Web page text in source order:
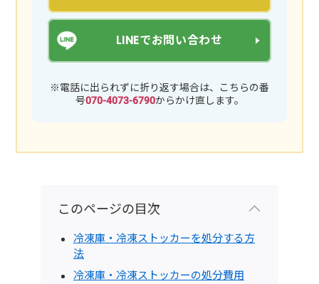
LINEでお問い合わせ
※電話に出られずに折り返す場合は、こちらの番
号070-4073-6790からかけ直します。
このページの目次
冷凍庫・冷凍ストッカーを処分する方
法
冷凍庫・冷凍ストッカーの処分費用